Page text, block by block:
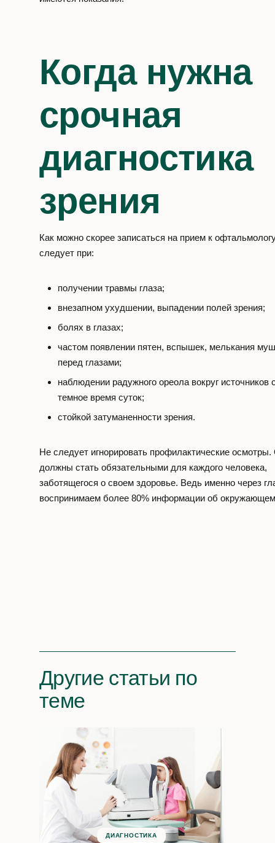
Когда нужна
срочная
диагностика
зрения
Как можно скорее записаться на прием к
следует при:
получении травмы глаза;
внезапном ухудшении, выпадении полей зрения;
болях в глазах;
частом появлении пятен, вспышек, мелькания
перед глазами;
наблюдении радужного ореола вокруг источников
темное время суток;
стойкой затуманенности зрения.
Не следует игнорировать профилактические
должны стать обязательными для каждого человека,
заботящегося о своем здоровье. Ведь именно через
воспринимаем более 80% информации об
Другие статьи по
теме
ДИАГНОСТИКА